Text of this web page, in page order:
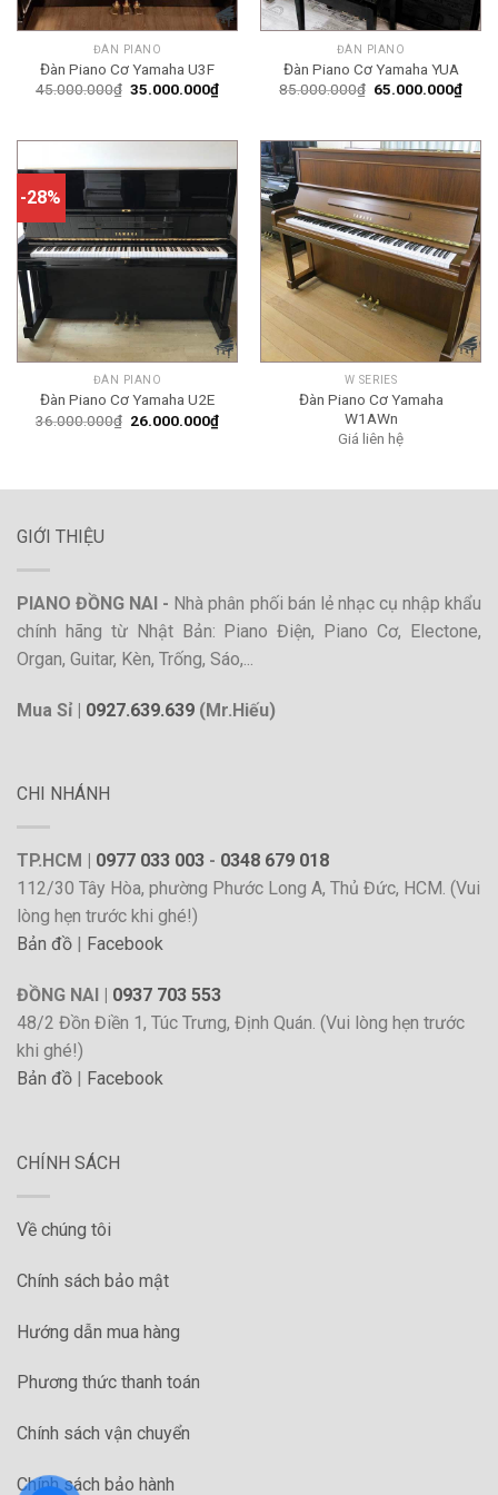
ĐÀN PIANO
Đàn Piano Cơ Yamaha U3F
45.000.000₫ Giá
35.000.000₫Giá
35.000.000₫.
ĐÀN PIANO
Đàn Piano Cơ Yamaha YUA
85.000.000₫ Giá
65.000.000₫Giá
-28%
ĐÀN PIANO
Đàn Piano Cơ Yamaha U2E
36.000.000₫ Giá
26.000.000₫Giá
W SERIES
Đàn Piano Cơ Yamaha
W1AWn
Giá liên hệ
GIỚI THIỆU
PIANO ĐỒNG NAI - Nhà phân phối bán lẻ nhạc cụ nhập khẩu
chính hãng từ Nhật Bản: Piano Điện, Piano Cơ, Electone,
Organ, Guitar, Kèn, Trống, Sáo,...
Mua Sỉ | 0927.639.639 (Mr.Hiếu)
CHI NHÁNH
TP.HCM | 0977 033 003 - 0348 679 018
112/30 Tây Hòa, phường Phước Long A, Thủ Đức, HCM. (Vui
lòng hẹn trước khi ghé!)
Bản đồ
Facebook
ĐỒNG NAI | 0937 703 553
48/2 Đồn Điền 1, Túc Trưng, Định Quán. (Vui lòng hẹn trước
khi ghé!)
Bản đồ | Facebook
CHÍNH SÁCH
Về chúng tôi
Chính sách bảo mật
Hướng dẫn mua hàng
Phương thức thanh toán
Chính sách vận chuyển
Chính sách bảo hành